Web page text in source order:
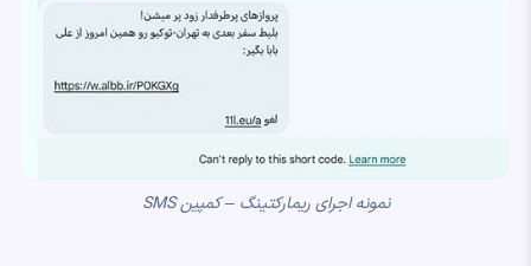
نمونه اجرای ریمارکتینگ – کمپین SMS